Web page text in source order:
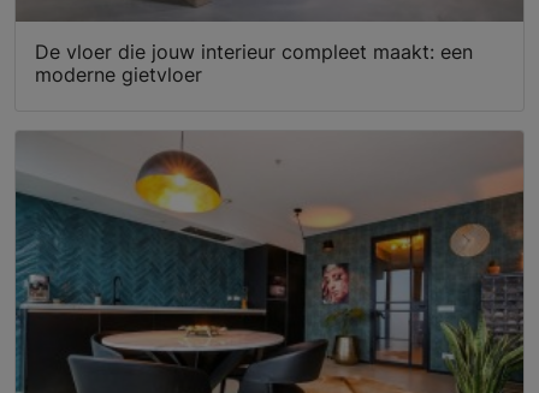
De vloer die jouw interieur compleet maakt: een
moderne gietvloer